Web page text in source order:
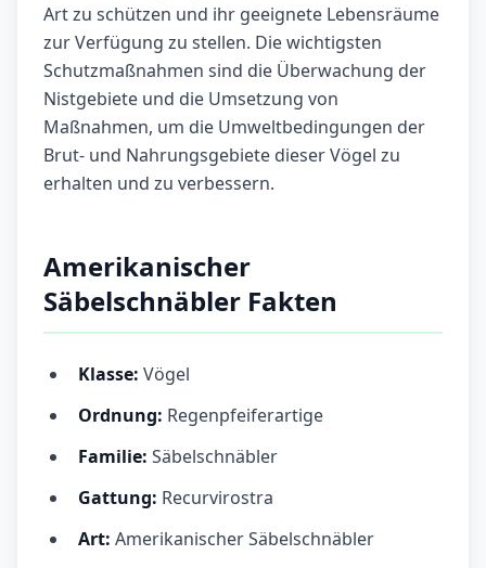
Art zu schützen und ihr geeignete Lebensräume
zur Verfügung zu stellen. Die wichtigsten
Schutzmaßnahmen sind die Überwachung der
Nistgebiete und die Umsetzung von
Maßnahmen, um die Umweltbedingungen der
Brut- und Nahrungsgebiete dieser Vögel zu
erhalten und zu verbessern.
Amerikanischer
Säbelschnäbler Fakten
Klasse: Vögel
Ordnung: Regenpfeiferartige
Familie: Säbelschnäbler
Gattung: Recurvirostra
Art: Amerikanischer Säbelschnäbler